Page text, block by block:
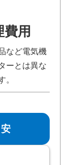
用
など電気機
ーとは異な